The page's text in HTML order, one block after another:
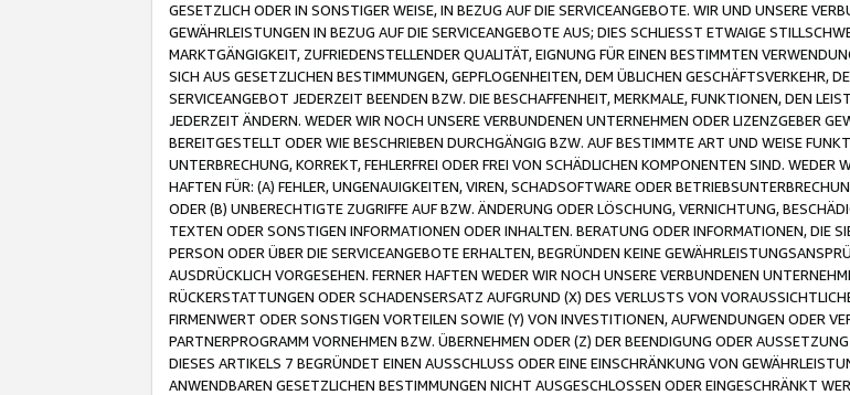
GESETZLICH ODER IN SONSTIGER WEISE, IN BEZUG AUF DIE SERVICEANGEBOTE. WIR UND UNSERE
GEWÄHRLEISTUNGEN IN BEZUG AUF DIE SERVICEANGEBOTE AUS; DIES SCHLIESST ETWAIGE
MARKTGÄNGIGKEIT, ZUFRIEDENSTELLENDER QUALITÄT, EIGNUNG FÜR EINEN BESTIMMTEN
SICH AUS GESETZLICHEN BESTIMMUNGEN, GEPFLOGENHEITEN, DEM ÜBLICHEN GESCHÄFTSVERKEHR,
SERVICEANGEBOT JEDERZEIT BEENDEN BZW. DIE BESCHAFFENHEIT, MERKMALE, FUNKTIONEN, DEN
JEDERZEIT ÄNDERN. WEDER WIR NOCH UNSERE VERBUNDENEN UNTERNEHMEN ODER LIZENZGEBER
BEREITGESTELLT ODER WIE BESCHRIEBEN DURCHGÄNGIG BZW. AUF BESTIMMTE ART UND WEISE
UNTERBRECHUNG, KORREKT, FEHLERFREI ODER FREI VON SCHÄDLICHEN KOMPONENTEN SIND.
HAFTEN FÜR: (A) FEHLER, UNGENAUIGKEITEN, VIREN, SCHADSOFTWARE ODER
ODER (B) UNBERECHTIGTE ZUGRIFFE AUF BZW. ÄNDERUNG ODER LÖSCHUNG, VERNICHTUNG,
TEXTEN ODER SONSTIGEN INFORMATIONEN ODER INHALTEN. BERATUNG ODER INFORMATIONEN, DIE
PERSON ODER ÜBER DIE SERVICEANGEBOTE ERHALTEN, BEGRÜNDEN KEINE
AUSDRÜCKLICH VORGESEHEN. FERNER HAFTEN WEDER WIR NOCH UNSERE VERBUNDENEN
RÜCKERSTATTUNGEN ODER SCHADENSERSATZ AUFGRUND (X) DES VERLUSTS VON
FIRMENWERT ODER SONSTIGEN VORTEILEN SOWIE (Y) VON INVESTITIONEN, AUFWENDUNGEN ODER
PARTNERPROGRAMM VORNEHMEN BZW. ÜBERNEHMEN ODER (Z) DER BEENDIGUNG ODER
DIESES ARTIKELS 7 BEGRÜNDET EINEN AUSSCHLUSS ODER EINE EINSCHRÄNKUNG VON
ANWENDBAREN GESETZLICHEN BESTIMMUNGEN NICHT AUSGESCHLOSSEN ODER EINGESCHRÄNKT